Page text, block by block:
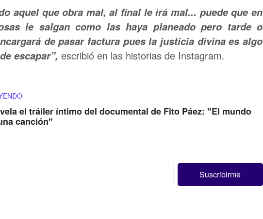
aquel que obra mal, al final le irá mal... puede que en
le salgan como las haya planeado pero tarde o
de pasar factura pues la justicia divina es algo
escapar”, escribió en las historias de Instagram.
el tráiler íntimo del documental de Fito Páez: "El mundo
canción"